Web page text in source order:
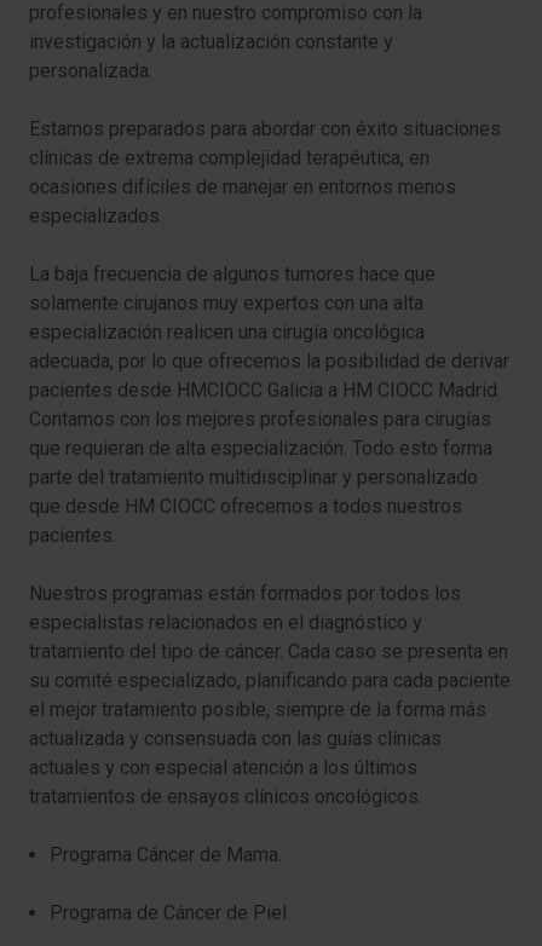
profesionales y en nuestro compromiso con la
investigación y la actualización constante y
personalizada.
Estamos preparados para abordar con éxito situaciones
clínicas de extrema complejidad terapéutica, en
ocasiones difíciles de manejar en entornos menos
especializados.
La baja frecuencia de algunos tumores hace que
solamente cirujanos muy expertos con una alta
especialización realicen una cirugía oncológica
adecuada, por lo que ofrecemos la posibilidad de derivar
pacientes desde HMCIOCC Galicia a HM CIOCC Madrid.
Contamos con los mejores profesionales para cirugías
que requieran de alta especialización. Todo esto forma
parte del tratamiento multidisciplinar y personalizado
que desde HM CIOCC ofrecemos a todos nuestros
pacientes.
Nuestros programas están formados por todos los
especialistas relacionados en el diagnóstico y
tratamiento del tipo de cáncer. Cada caso se presenta en
su comité especializado, planificando para cada paciente
el mejor tratamiento posible, siempre de la forma más
actualizada y consensuada con las guías clínicas
actuales y con especial atención a los últimos
tratamientos de ensayos clínicos oncológicos.
Programa Cáncer de Mama.
Programa de Cáncer de Piel.